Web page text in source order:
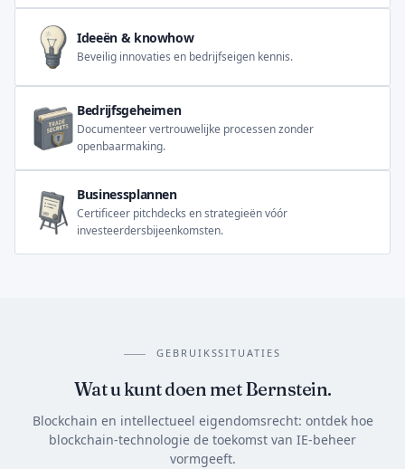
Ideeën & knowhow
Beveilig innovaties en bedrijfseigen kennis.
Bedrijfsgeheimen
Documenteer vertrouwelijke processen zonder
openbaarmaking.
Businessplannen
Certificeer pitchdecks en strategieën vóór
investeerdersbijeenkomsten.
GEBRUIKSSITUATIES
Wat u kunt doen met Bernstein.
Blockchain en intellectueel eigendomsrecht: ontdek hoe
blockchain-technologie de toekomst van IE-beheer
vormgeeft.